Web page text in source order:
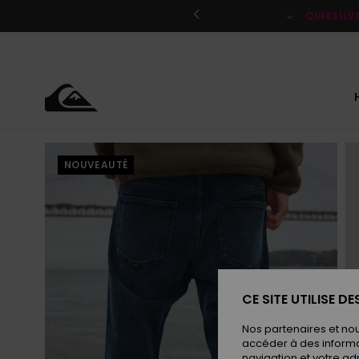
le
NOUVEAUTÉ
CE SITE UTILISE
Nos partenaires et
accéder à des